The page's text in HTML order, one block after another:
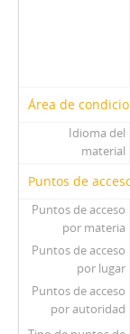
Área de
Idioma del
material
Puntos de
Puntos de acceso
por materia
Puntos de acceso
por lugar
Puntos de acceso
por autoridad